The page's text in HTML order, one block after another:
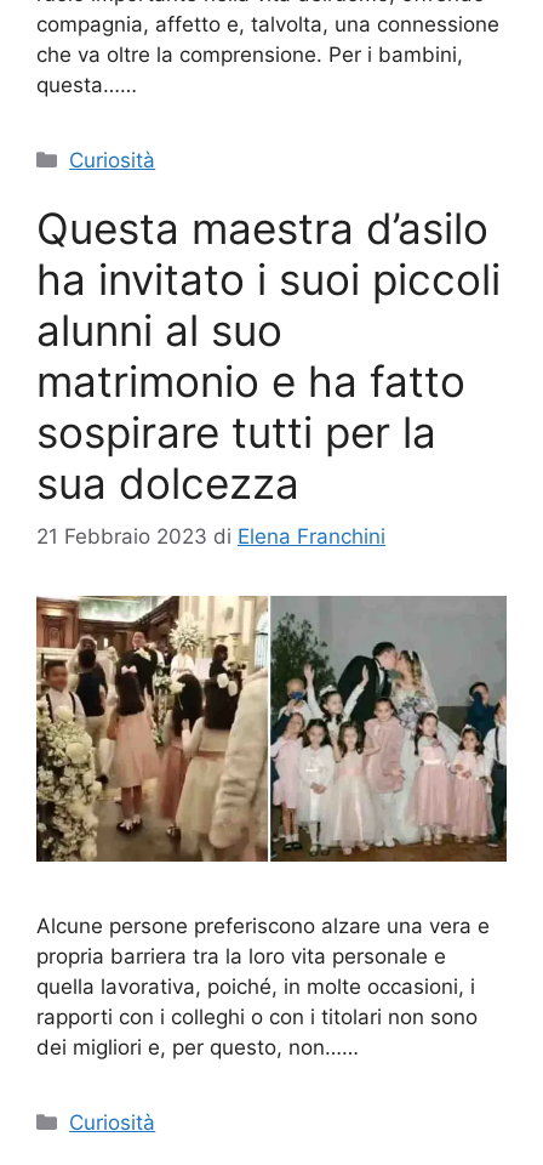
compagnia, affetto e, talvolta, una connessione
che va oltre la comprensione. Per i bambini,
questa……
Categorie
Curiosità
Questa maestra d’asilo
ha invitato i suoi piccoli
alunni al suo
matrimonio e ha fatto
sospirare tutti per la
sua dolcezza
21 Febbraio 2023 di Elena Franchini
Alcune persone preferiscono alzare una vera e
propria barriera tra la loro vita personale e
quella lavorativa, poiché, in molte occasioni, i
rapporti con i colleghi o con i titolari non sono
dei migliori e, per questo, non……
Categorie
Curiosità